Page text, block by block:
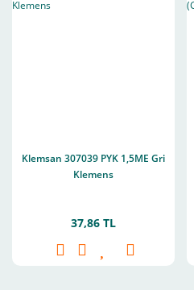
Klemsan 307039 PYK 1,5ME Gri
Klemens
37,86 TL